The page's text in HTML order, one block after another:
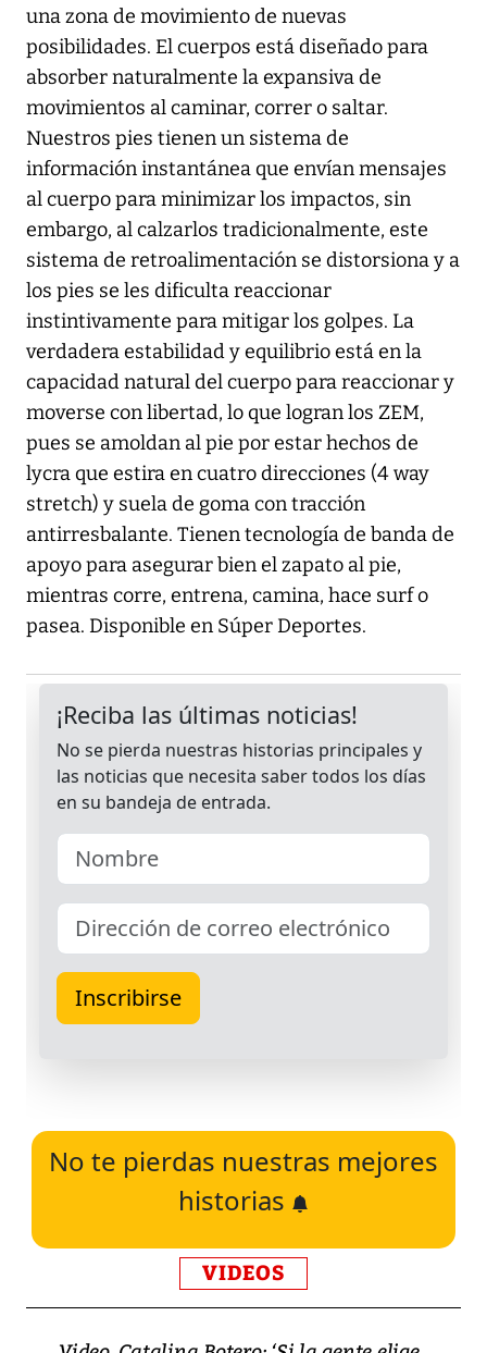
una zona de movimiento de nuevas
posibilidades. El cuerpos está diseñado para
absorber naturalmente la expansiva de
movimientos al caminar, correr o saltar.
Nuestros pies tienen un sistema de
información instantánea que envían mensajes
al cuerpo para minimizar los impactos, sin
embargo, al calzarlos tradicionalmente, este
sistema de retroalimentación se distorsiona y a
los pies se les dificulta reaccionar
instintivamente para mitigar los golpes. La
verdadera estabilidad y equilibrio está en la
capacidad natural del cuerpo para reaccionar y
moverse con libertad, lo que logran los ZEM,
pues se amoldan al pie por estar hechos de
lycra que estira en cuatro direcciones (4 way
stretch) y suela de goma con tracción
antirresbalante. Tienen tecnología de banda de
apoyo para asegurar bien el zapato al pie,
mientras corre, entrena, camina, hace surf o
pasea. Disponible en Súper Deportes.
No te pierdas nuestras mejores
historias
VIDEOS